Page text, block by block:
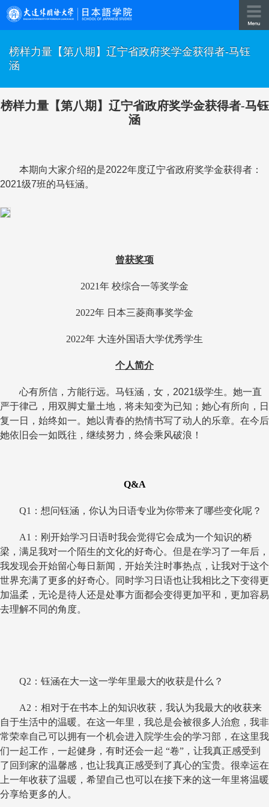
榜样力量【第八期】辽宁省政府奖学金获得者-马钰
涵
榜样力量【第八期】 辽宁省政府奖学金获得者-马钰
涵
本期向大家介绍的是2022年度辽宁省政府奖学金获得者：
2021级7班的马钰涵。
曾获奖项
2021年 校综合一等奖学金
2022年 日本三菱商事奖学金
2022年 大连外国语大学优秀学生
个人简介
心有所信，方能行远。马钰涵，女， 2021级学生。她一直
严于律己，用双脚丈量土地，将未知变为已知；她心有所向，日
复一日，始终如一。她以青春的热情书写了动人的乐章。在今后
她依旧会一如既往，继续努力，终会乘风破浪！
Q&A
Q1 ：想问钰涵，你认为日语专业为你带来了哪些变化呢？
A1 ：刚开始学习日语时我会觉得它会成为一个知识的桥
梁，满足我对一个陌生的文化的好奇心。但是在学习了一年后，
我发现会开始留心每日新闻，开始关注时事热点，让我对于这个
世界充满了更多的好奇心。同时学习日语也让我相比之下变得更
加温柔，无论是待人还是处事方面都会变得更加平和，更加容易
去理解不同的角度。
Q2 ：钰涵在大一这一学年里最大的收获是什么？
A2 ：相对于在书本上的知识收获，我认为我最大的收获来
自于生活中的温暖。在这一年里，我总是会被很多人治愈，我非
常荣幸自己可以拥有一个机会进入院学生会的学习部，在这里我
们一起工作，一起健身，有时还会一起 “卷”，让我真正感受到
了回到家的温馨感，也让我真正感受到了真心的宝贵。很幸运在
上一年收获了温暖，希望自己也可以在接下来的这一年里将温暖
分享给更多的人。